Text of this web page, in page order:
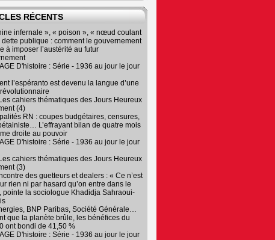
RÉCENTS
infernale », « poison », « nœud coulant
dette publique : comment le gouvernement
à imposer l’austérité au futur
D'histoire : Série - 1936 au jour le jour
l’espéranto est devenu la langue d’une
cahiers thématiques des Jours Heureux
(4)
RN : coupes budgétaires, censures,
L’effrayant bilan de quatre mois
droite au pouvoir
D'histoire : Série - 1936 au jour le jour
cahiers thématiques des Jours Heureux
(3)
des guetteurs et dealers : « Ce n’est
rien ni par hasard qu’on entre dans le
pointe la sociologue Khadidja Sahraoui-
BNP Paribas, Société Générale…
que la planète brûle, les bénéfices du
ont bondi de 41,50 %
D'histoire : Série - 1936 au jour le jour